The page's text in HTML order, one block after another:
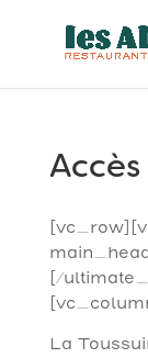
Accès
[/
La